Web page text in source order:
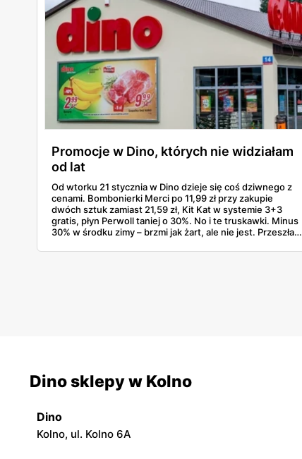
Promocje w Dino, których nie widziałam
od lat
Od wtorku 21 stycznia w Dino dzieje się coś dziwnego z
cenami. Bombonierki Merci po 11,99 zł przy zakupie
dwóch sztuk zamiast 21,59 zł, Kit Kat w systemie 3+3
gratis, płyn Perwoll taniej o 30%. No i te truskawki. Minus
30% w środku zimy – brzmi jak żart, ale nie jest. Przeszłam
opłacalne rzeczy, których szkoda byłoby nie kupić.
Dino sklepy w Kolno
Dino
Kolno, ul. Kolno 6A